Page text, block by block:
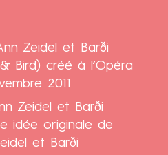
Zeidel et Barði
Bird) créé à l’Opéra
2011
Zeidel et Barði
idée originale de
et Barði